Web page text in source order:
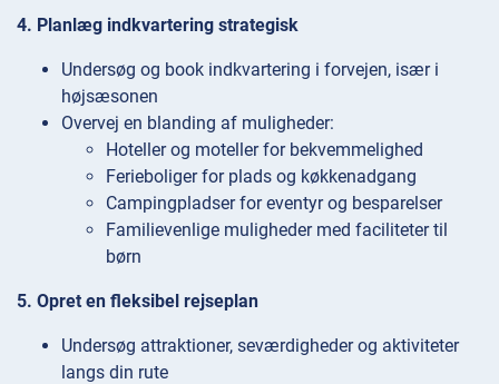
4. Planlæg indkvartering strategisk
Undersøg og book indkvartering i forvejen, især i
højsæsonen
Overvej en blanding af muligheder:
Hoteller og moteller for bekvemmelighed
Ferieboliger for plads og køkkenadgang
Campingpladser for eventyr og besparelser
Familievenlige muligheder med faciliteter til
børn
5. Opret en fleksibel rejseplan
Undersøg attraktioner, seværdigheder og aktiviteter
langs din rute